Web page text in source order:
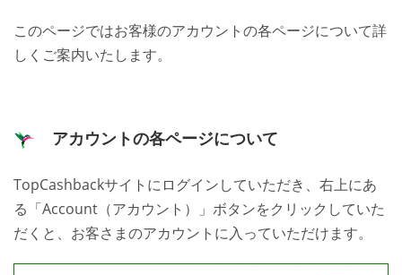
人気ショップご利用ガイド
お問い合わせ方法
ブログ
このページではお客様のアカウントの各ページについて詳
しくご案内いたします。
アカウントの各ページについて
TopCashbackサイトにログインしていただき、右上にあ
る「Account（アカウント）」ボタンをクリックしていた
だくと、お客さまのアカウントに入っていただけます。